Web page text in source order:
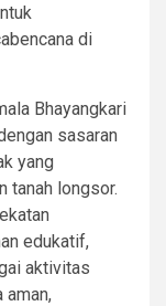
di
Bhayangkari
sasaran
yang
tanah longsor.
edukatif,
aktivitas
aman,